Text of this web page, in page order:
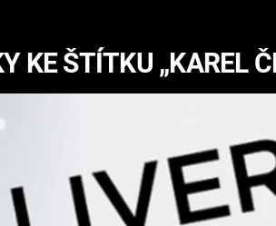
NORRIS
KE ŠTÍTKU „KAREL